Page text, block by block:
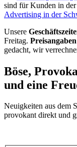
sind für Kunden in
Advertising in der
Unsere
Freitag.
gedacht, wir
Böse,
und eine
Neuigkeiten aus dem
provokant direkt und